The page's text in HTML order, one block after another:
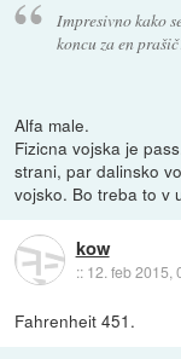
Impresivno kako
koncu za en
Alfa male.
Fizicna vojska je
strani, par dalinsko
vojsko. Bo treba to v
kow
:: 12. feb 2015,
Fahrenheit 451.